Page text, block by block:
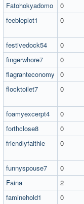
Fatohokyadomo
0
feebleplot1
0
festivedock54
0
fingerwhore7
0
flagranteconomy
0
flocktoilet7
0
foamyexcerpt4
0
forthclose8
0
friendlyfaithle
0
funnyspouse7
0
Faina
2
faminehold1
0